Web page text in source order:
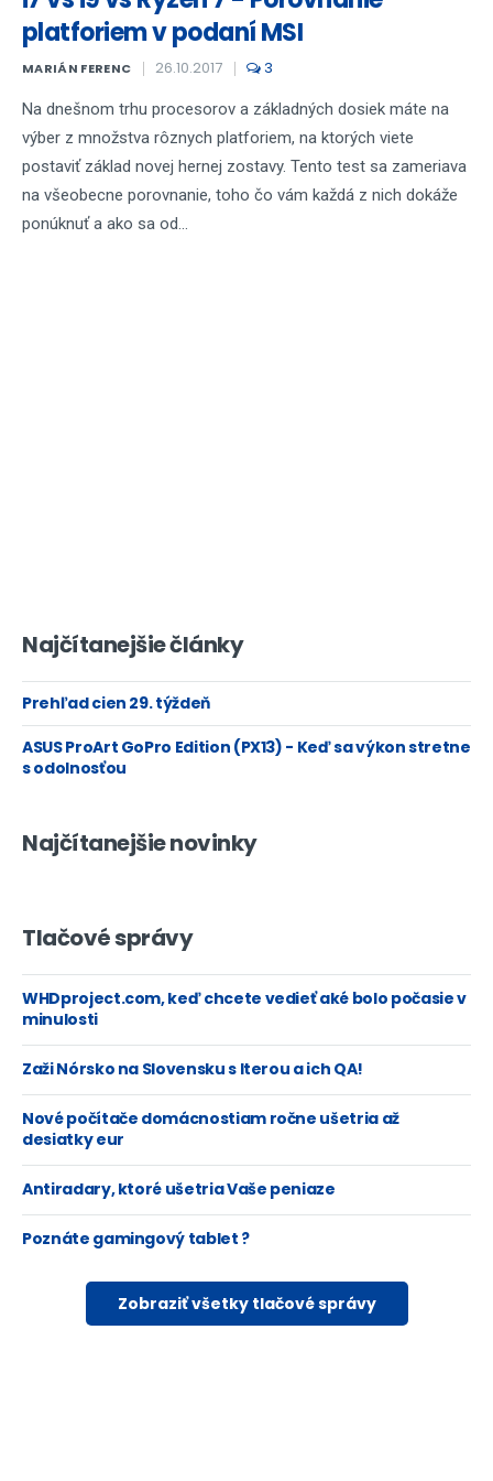
platforiem v podaní MSI
MARIÁN FERENC 26.10.2017 3
Na dnešnom trhu procesorov a základných dosiek máte na
výber z množstva rôznych platforiem, na ktorých viete
postaviť základ novej hernej zostavy. Tento test sa zameriava
na všeobecne porovnanie, toho čo vám každá z nich dokáže
ponúknuť a ako sa od...
Najčítanejšie články
Prehľad cien 29. týždeň
ASUS ProArt GoPro Edition (PX13) - Keď sa výkon stretne
s odolnosťou
Najčítanejšie novinky
Tlačové správy
WHDproject.com, keď chcete vedieť aké bolo počasie v
minulosti
Zaži Nórsko na Slovensku s Iterou a ich QA!
Nové počítače domácnostiam ročne ušetria až
desiatky eur
Antiradary, ktoré ušetria Vaše peniaze
Poznáte gamingový tablet ?
Zobraziť všetky tlačové správy